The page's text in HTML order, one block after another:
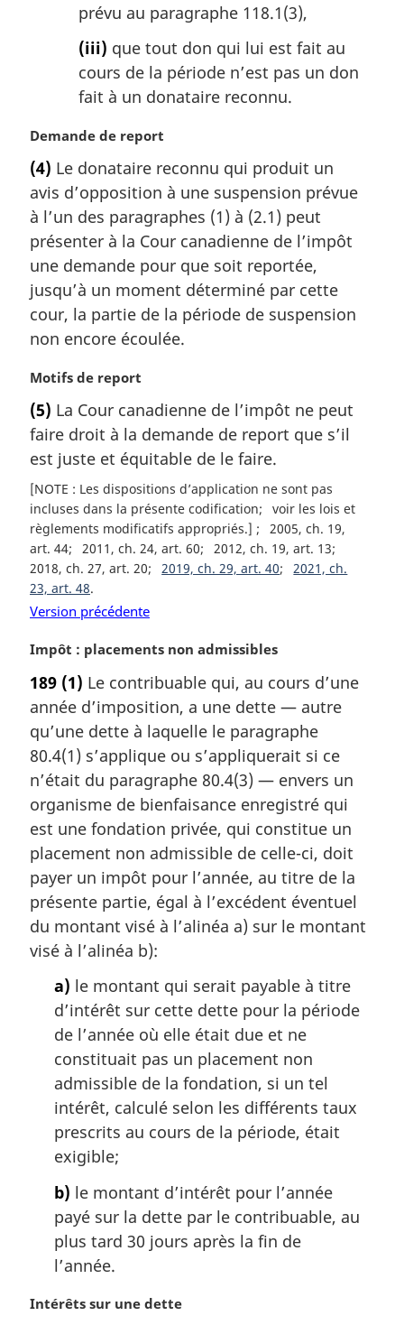
prévu au paragraphe 118.1(3),
(iii) que tout don qui lui est fait au
cours de la période n’est pas un don
fait à un donataire reconnu.
N
t
e
m
a
r
g
i
n
a
e
Demande de report
(4) Le donataire reconnu qui produit un
avis d’opposition à une suspension prévue
à l’un des paragraphes (1) à (2.1) peut
présenter à la Cour canadienne de l’impôt
une demande pour que soit reportée,
jusqu’à un moment déterminé par cette
cour, la partie de la période de suspension
non encore écoulée.
N
t
e
m
r
g
i
n
a
l
e
Motifs de report
(5) La Cour canadienne de l’impôt ne peut
faire droit à la demande de report que s’il
est juste et équitable de le faire.
[NOTE : Les dispositions d’application ne sont pas
incluses dans la présente codification
voir les lois et
règlements modificatifs appropriés.]
2005, ch. 19,
art. 44
2011, ch. 24, art. 60
2012, ch. 19, art. 13
2018, ch. 27, art. 20
2019, ch. 29, art. 40
2021, ch.
23, art. 48
Version précédente
N
t
e
m
a
g
i
n
a
l
e
:
Impôt : placements non admissibles
189 (1) Le contribuable qui, au cours d’une
année d’imposition, a une dette — autre
qu’une dette à laquelle le paragraphe
80.4(1) s’applique ou s’appliquerait si ce
n’était du paragraphe 80.4(3) — envers un
organisme de bienfaisance enregistré qui
est une fondation privée, qui constitue un
placement non admissible de celle-ci, doit
payer un impôt pour l’année, au titre de la
présente partie, égal à l’excédent éventuel
du montant visé à l’alinéa a) sur le montant
visé à l’alinéa b):
a) le montant qui serait payable à titre
d’intérêt sur cette dette pour la période
de l’année où elle était due et ne
constituait pas un placement non
admissible de la fondation, si un tel
intérêt, calculé selon les différents taux
prescrits au cours de la période, était
exigible;
b) le montant d’intérêt pour l’année
payé sur la dette par le contribuable, au
plus tard 30 jours après la fin de
l’année.
N
Intérêts sur une dette